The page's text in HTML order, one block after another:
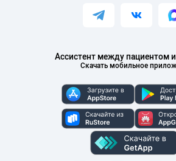
Ассистент между пациентом
Скачать мобильное